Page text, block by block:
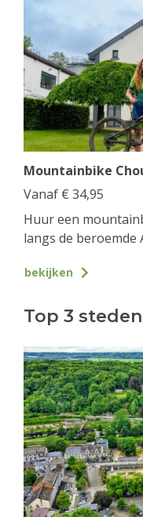
Mountainbike
Vanaf € 34,95
Huur een
langs de
bekijken
Top 3 steden